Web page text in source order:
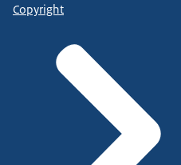
Copyright